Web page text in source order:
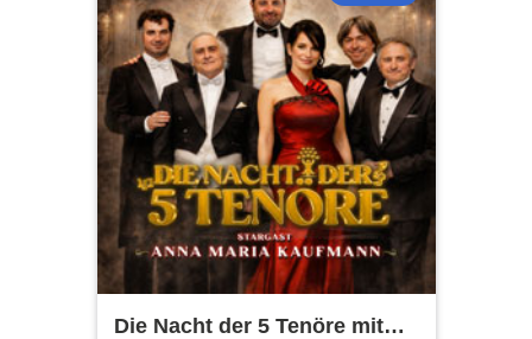
Die Nacht der 5 Tenöre mit